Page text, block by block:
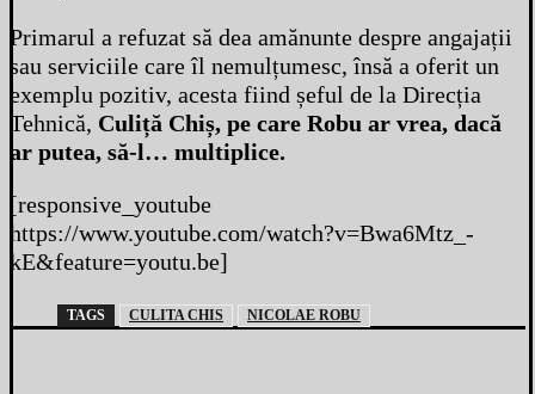
Primarul a refuzat să dea amănunte despre angajații
sau serviciile care îl nemulțumesc, însă a oferit un
exemplu pozitiv, acesta fiind șeful de la Direcția
Tehnică, Culiță Chiș, pe care Robu ar vrea, dacă
ar putea, să-l… multiplice.
[responsive_youtube
https://www.youtube.com/watch?v=Bwa6Mtz_-
kE&feature=youtu.be]
TAGS CULITA CHIS NICOLAE ROBU